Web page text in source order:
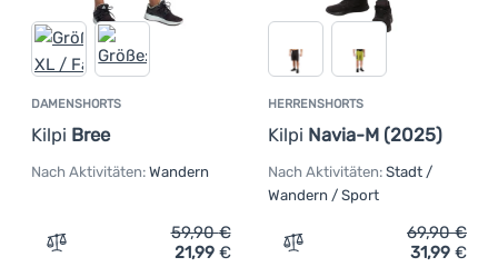
DAMENSHORTS
Kilpi Bree
Nach Aktivitäten: Wandern
Zum Vergleich 'Damenshorts Kilpi Bree' hinzufügen
59,90€
21,99 €
HERRENSHORTS
Kilpi Navia-M (2025)
Nach Aktivitäten: Stadt /
Wandern / Sport
Zum Vergleich
69,90€
31,99 €